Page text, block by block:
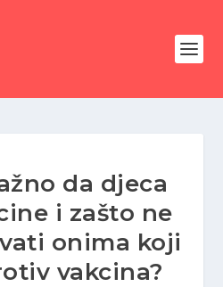
da djeca
i zašto ne
onima koji
vakcina?